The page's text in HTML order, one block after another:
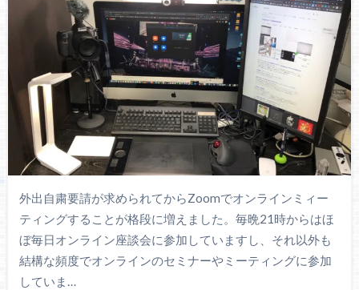
外出自粛要請が求められてからZoomでオンラインミィー
ティングすることが格段に増えました。毎晩21時からはほ
ぼ毎日オンライン座談会に参加していますし、それ以外も
結構な頻度でオンラインのセミナーやミーティングに参加
していま…